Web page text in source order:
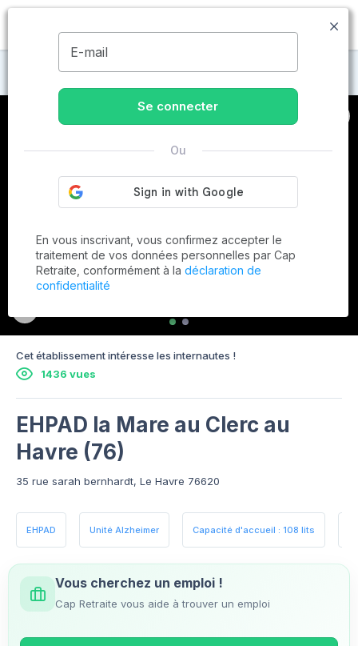
MENU
Maisons de retraite au Le Havre
Cet établissement intéresse les internautes !
1436 vues
EHPAD la Mare au Clerc au
Havre (76)
35 rue sarah bernhardt, Le Havre 76620
EHPAD Unité Alzheimer Capacité d'accueil : 108 lits
Vous cherchez un emploi !
Cap Retraite vous aide à trouver un emploi
E-mail
Se connecter
Ou
En vous inscrivant, vous confirmez accepter le
traitement de vos données personnelles par Cap
Retraite, conformément à la déclaration de
confidentialité